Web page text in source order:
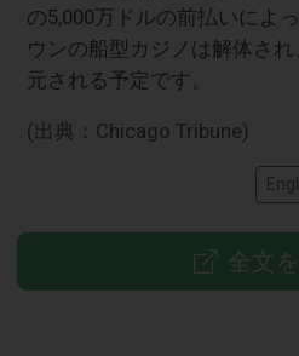
の5,000万ドルの前払いによ
ウンの船型カジノは解体さ
元される予定です。
(出典：Chicago Tribune)
全文